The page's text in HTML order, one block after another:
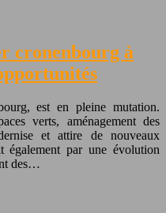
cronenbourg à
est en pleine mutation.
verts, aménagement des
et attire de nouveaux
également par une évolution
des…